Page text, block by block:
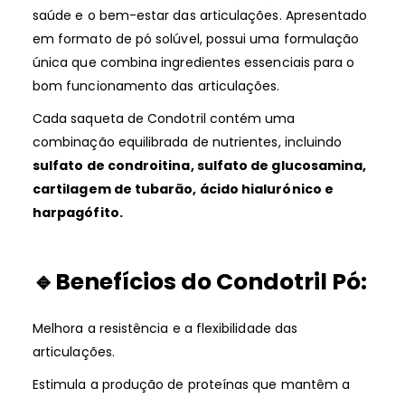
saúde e o bem-estar das articulações. Apresentado
em formato de pó solúvel, possui uma formulação
única que combina ingredientes essenciais para o
bom funcionamento das articulações.
Cada saqueta de Condotril contém uma
combinação equilibrada de nutrientes, incluindo
sulfato de condroitina, sulfato de glucosamina,
cartilagem de tubarão, ácido hialurónico e
harpagófito.
🔹Benefícios do Condotril Pó:
Melhora a resistência e a flexibilidade das
articulações.
Estimula a produção de proteínas que mantêm a